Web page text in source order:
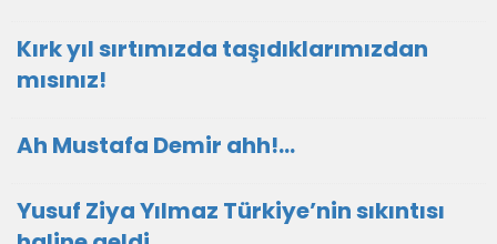
Kırk yıl sırtımızda taşıdıklarımızdan
mısınız!
Ah Mustafa Demir ahh!…
Yusuf Ziya Yılmaz Türkiye’nin sıkıntısı